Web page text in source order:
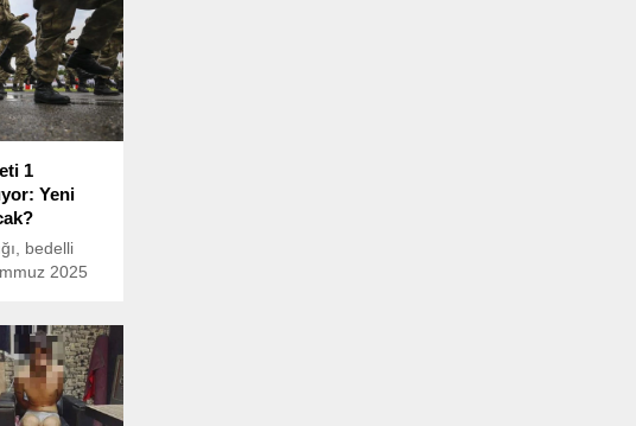
1
Yeni
bedelli
2025
başvuru
son tarih 30
oranlarına
ila 291 bin